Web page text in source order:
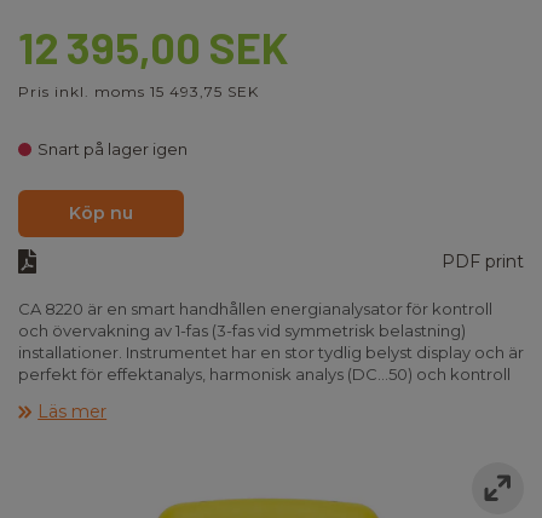
12 395,00 SEK
Pris inkl. moms 15 493,75 SEK
Snart på lager igen
Köp nu
PDF print
CA 8220 är en smart handhållen energianalysator för kontroll
och övervakning av 1-fas (3-fas vid symmetrisk belastning)
installationer. Instrumentet har en stor tydlig belyst display och är
perfekt för effektanalys, harmonisk analys (DC...50) och kontroll
Med Screen-shot är det möjligt att spara displaybilder med ett
Läs mer